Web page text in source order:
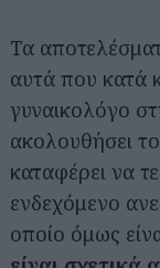
Τα
αυτά που κατά
γυναικολόγο
ακολουθήσει
καταφέρει να
ενδεχόμενο
οποίο όμως